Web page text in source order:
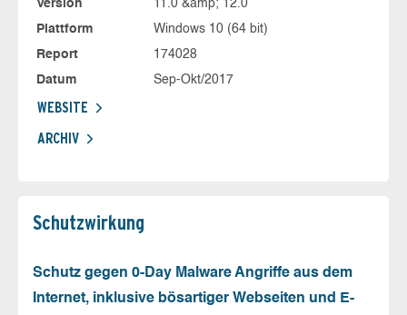
Version
11.0 &amp; 12.0
Plattform
Windows 10 (64 bit)
Report
174028
Datum
Sep-Okt/2017
WEBSITE
ARCHIV
Schutz­wirkung
Schutz gegen 0-Day Malware Angriffe aus dem
Internet, inklusive bösartiger Webseiten und E-